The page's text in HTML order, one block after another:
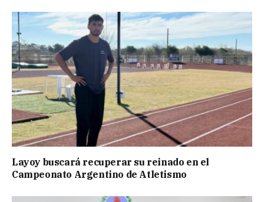
Layoy buscará recuperar su reinado en el
Campeonato Argentino de Atletismo